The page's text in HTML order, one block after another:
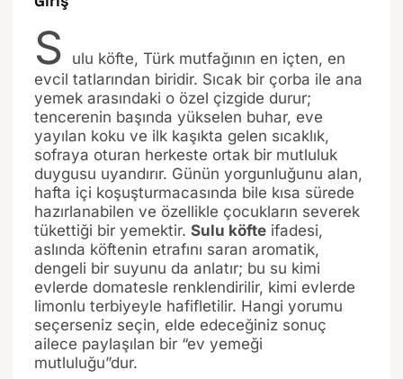
S
ulu köfte, Türk mutfağının en içten, en
evcil tatlarından biridir. Sıcak bir çorba ile ana
yemek arasındaki o özel çizgide durur;
tencerenin başında yükselen buhar, eve
yayılan koku ve ilk kaşıkta gelen sıcaklık,
sofraya oturan herkeste ortak bir mutluluk
duygusu uyandırır. Günün yorgunluğunu alan,
hafta içi koşuşturmacasında bile kısa sürede
hazırlanabilen ve özellikle çocukların severek
tükettiği bir yemektir. Sulu köfte ifadesi,
aslında köftenin etrafını saran aromatik,
dengeli bir suyunu da anlatır; bu su kimi
evlerde domatesle renklendirilir, kimi evlerde
limonlu terbiyeyle hafifletilir. Hangi yorumu
seçerseniz seçin, elde edeceğiniz sonuç
ailece paylaşılan bir “ev yemeği
mutluluğu”dur.